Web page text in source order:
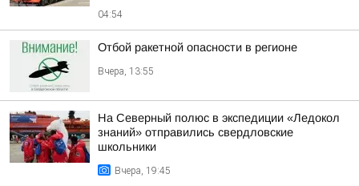
04:54
Отбой ракетной опасности в регионе
Вчера, 13:55
На Северный полюс в экспедиции «Ледокол
знаний» отправились свердловские
школьники
Вчера, 19:45